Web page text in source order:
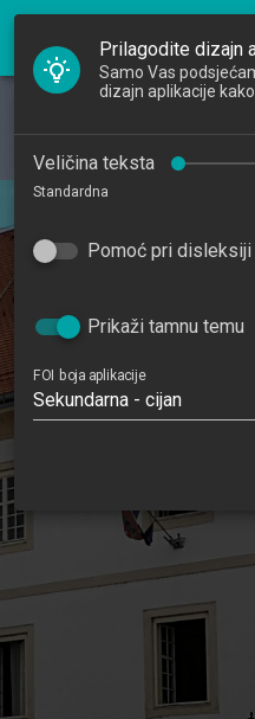
Djelatnici
Katedre
FOI Nastava
Prilagodite dizajn
Samo Vas
dizajn aplikacije
Veličina teksta
Standardna
Pomoć pri disleksiji
Prikaži tamnu temu
FOI boja aplikacije
Sekundarna - cijan